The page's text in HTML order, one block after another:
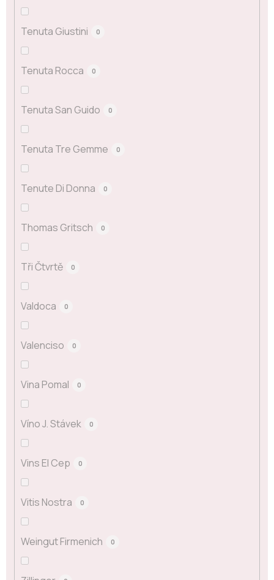
Tenuta Giustini 0
Tenuta Rocca 0
Tenuta San Guido 0
Tenuta Tre Gemme 0
Tenute Di Donna 0
Thomas Gritsch 0
Tři Čtvrtě 0
Valdoca 0
Valenciso 0
Vina Pomal 0
Víno J. Stávek 0
Vins El Cep 0
Vitis Nostra 0
Weingut Firmenich 0